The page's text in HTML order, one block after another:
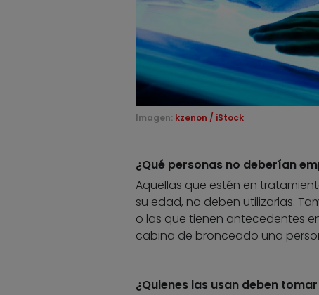
Imagen: kzenon / iStock
¿Qué personas no deberían
Aquellas que estén en
su edad, no deben utilizarlas.
o las que tienen antecedentes
cabina de bronceado una
¿Quienes las usan deben